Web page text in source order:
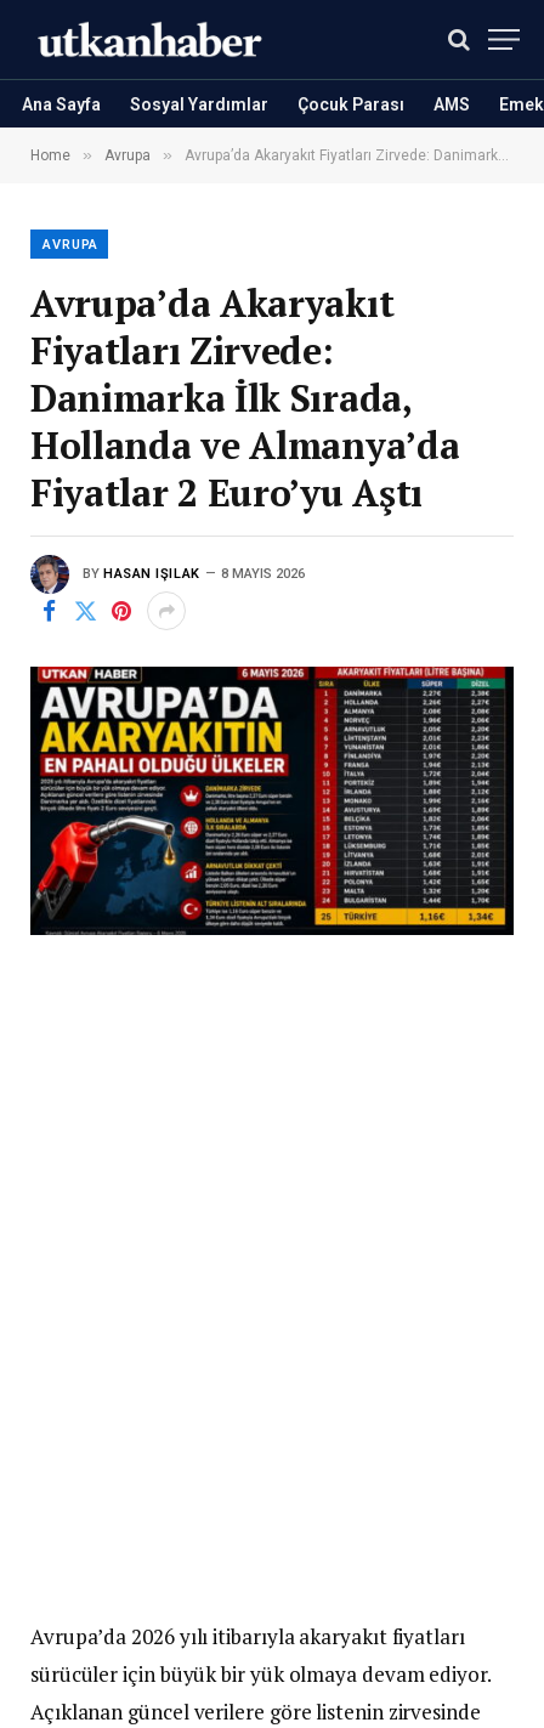
Ana Sayfa Sosyal Yardımlar Çocuk Parası AMS
Home » Avrupa » Avrupa’da Akaryakıt Fiyatları Zirvede: Danimarka İlk Sırada, Hollanda ve Almanya’da Fiyatlar 2 Euro’yu Aştı
AVRUPA
Avrupa’da Akaryakıt
Fiyatları Zirvede:
Danimarka İlk Sırada,
Hollanda ve Almanya’da
Fiyatlar 2 Euro’yu Aştı
BY HASAN IŞILAK 8 MAYIS 2026
Avrupa’da 2026 yılı itibarıyla akaryakıt fiyatları
sürücüler için büyük bir yük olmaya devam ediyor.
Açıklanan güncel verilere göre listenin zirvesinde